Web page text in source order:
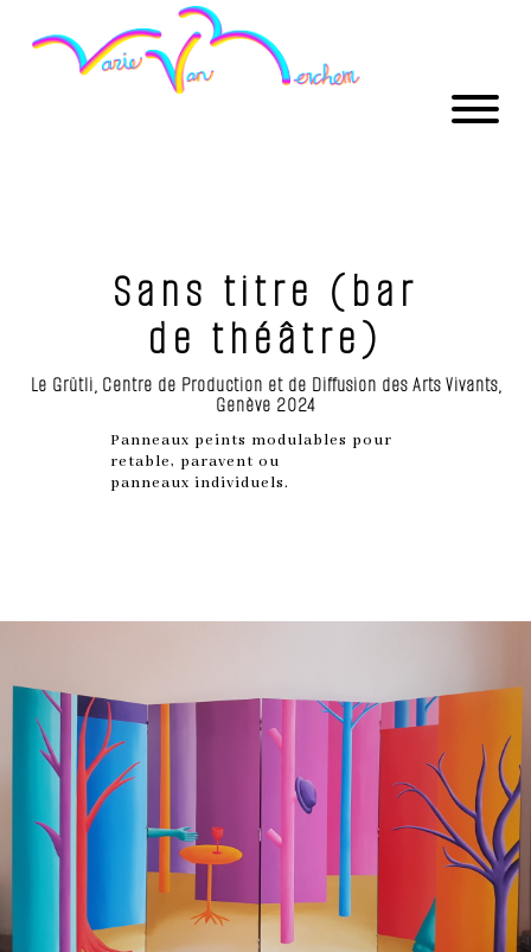
Sans titre (bar
de théâtre)
Le Grütli, Centre de Production et de Diffusion des Arts Vivants,
Genève 2024
Panneaux peints modulables pour
retable, paravent ou
panneaux individuels.